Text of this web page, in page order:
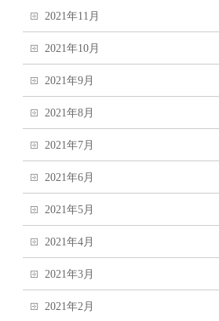
2021年11月
2021年10月
2021年9月
2021年8月
2021年7月
2021年6月
2021年5月
2021年4月
2021年3月
2021年2月